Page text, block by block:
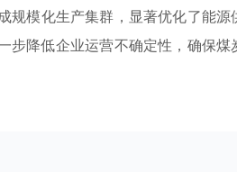
规模化生产集群，显著优化了能
步降低企业运营不确定性，确保